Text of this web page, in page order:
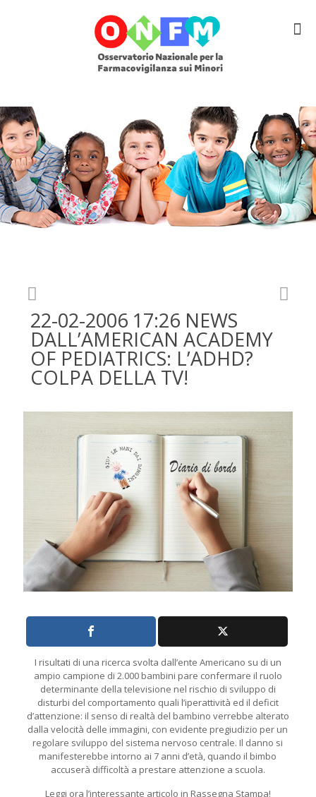
22-02-2006 17:26 NEWS
DALL’AMERICAN ACADEMY
OF PEDIATRICS: L’ADHD?
COLPA DELLA TV!
I risultati di una ricerca svolta dall’ente Americano su di un
ampio campione di 2.000 bambini pare confermare il ruolo
determinante della televisione nel rischio di sviluppo di
disturbi del comportamento quali l’iperattività ed il deficit
d’attenzione: il senso di realtà del bambino verrebbe alterato
dalla velocità delle immagini, con evidente pregiudizio per un
regolare sviluppo del sistema nervoso centrale. Il danno si
manifesterebbe intorno ai 7 anni d’età, quando il bimbo
accuserà difficoltà a prestare attenzione a scuola.
Leggi ora l’interessante articolo in Rassegna Stampa!